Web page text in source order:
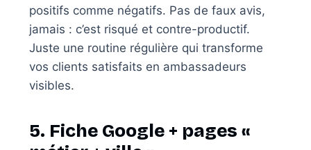
positifs comme négatifs. Pas de faux avis,
jamais : c’est risqué et contre-productif.
Juste une routine régulière qui transforme
vos clients satisfaits en ambassadeurs
visibles.
5. Fiche Google + pages «